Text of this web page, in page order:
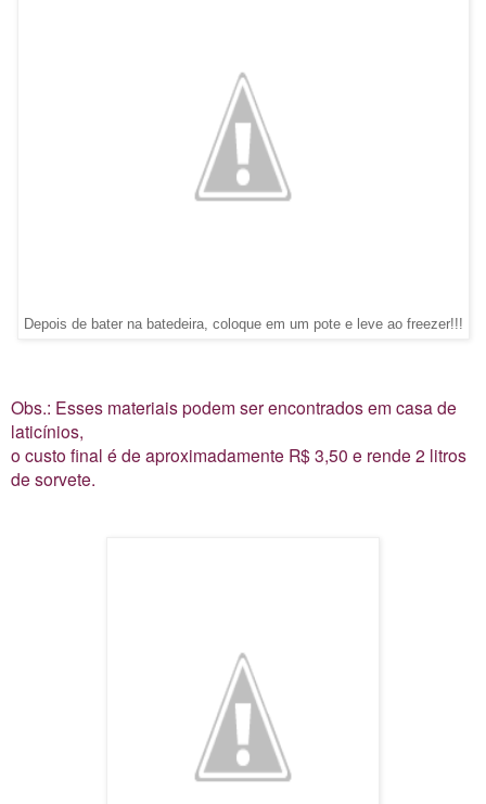
Depois de bater na batedeira, coloque em um pote e leve ao freezer!!!
Obs.: Esses materiais podem ser encontrados em casa de
laticínios,
o custo final é de aproximadamente R$ 3,50 e rende 2 litros
de sorvete.